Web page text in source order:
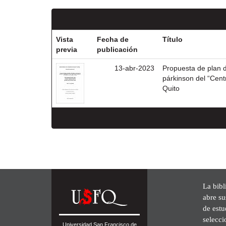
Vista
previa
Fecha de
publicación
Título
13-abr-2023
Propuesta de plan
párkinson del
Quito
Universidad San Francisco de
La
abre
de